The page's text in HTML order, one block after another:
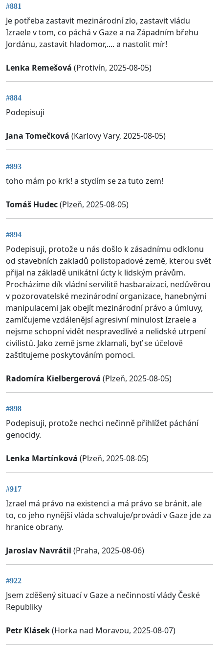
#881
Je potřeba zastavit mezinárodní zlo, zastavit vládu
Izraele v tom, co páchá v Gaze a na Západním břehu
Jordánu, zastavit hladomor,.... a nastolit mír!
Lenka Remešová (Protivín, 2025-08-05)
#884
Podepisuji
Jana Tomečková (Karlovy Vary, 2025-08-05)
#893
toho mám po krk! a stydím se za tuto zem!
Tomáš Hudec(Plzeň, 2025-08-05)
#894
Podepisuji, protože u nás došlo k zásadnímu odklonu
od stavebních zakladů polistopadové země, kterou svět
přijal na základě unikátní úcty k lidským právům.
Procházíme dík vládní servilitě hasbaraizací, nedůvěrou
v pozorovatelské mezinárodní organizace, hanebnými
manipulacemi jak obejít mezinárodní právo a úmluvy,
zamlčujeme vzdálenějsí agresivní minulost Izraele a
nejsme schopní vidět nespravedlivé a nelidské utrpení
civilistů. Jako země jsme zklamali, byť se účelově
zašťitujeme poskytováním pomoci.
Radomíra Kielbergerová (Plzeň, 2025-08-05)
#898
Podepisuji, protože nechci nečinně přihlížet páchání
genocidy.
Lenka Martínková (Plzeň, 2025-08-05)
#917
Izrael má právo na existenci a má právo se bránit, ale
to, co jeho nynější vláda schvaluje/provádí v Gaze jde za
hranice obrany.
Jaroslav Navrátil (Praha, 2025-08-06)
#922
Jsem zděšený situací v Gaze a nečinností vlády České
Republiky
Petr Klásek(Horka nad Moravou, 2025-08-07)